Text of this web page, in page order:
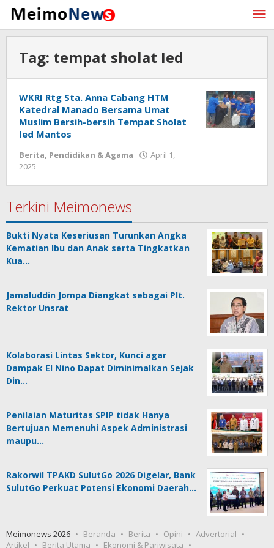
Lewati
konten
Tag: tempat sholat Ied
WKRI Rtg Sta. Anna Cabang HTM
Katedral Manado Bersama Umat
Muslim Bersih-bersih Tempat Sholat
Ied Mantos
Berita, Pendidikan & Agama
April 1,
2025
Terkini Meimonews
Bukti Nyata Keseriusan Turunkan Angka
Kematian Ibu dan Anak serta Tingkatkan
Kua…
Jamaluddin Jompa Diangkat sebagai Plt.
Rektor Unsrat
Kolaborasi Lintas Sektor, Kunci agar
Dampak El Nino Dapat Diminimalkan Sejak
Din…
Penilaian Maturitas SPIP tidak Hanya
Bertujuan Memenuhi Aspek Administrasi
maupu…
Rakorwil TPAKD SulutGo 2026 Digelar, Bank
SulutGo Perkuat Potensi Ekonomi Daerah…
Meimonews 2026 Beranda Berita Opini
Advertorial
Artikel
Berita Utama Ekonomi & Pariwisata